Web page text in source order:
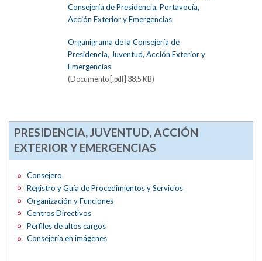
Consejería de Presidencia, Portavocía,
Acción Exterior y Emergencias
Organigrama de la Consejería de
Presidencia, Juventud, Acción Exterior y
Emergencias
(Documento [.pdf] 38,5 KB)
PRESIDENCIA, JUVENTUD, ACCIÓN
EXTERIOR Y EMERGENCIAS
Consejero
Registro y Guía de Procedimientos y Servicios
Organización y Funciones
Centros Directivos
Perfiles de altos cargos
Consejería en imágenes